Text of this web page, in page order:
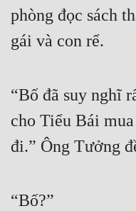
Võ Hiệp
Xuyên Không
Xuyên Nhanh
Xuyên Sách
Điền Văn
phòng đọc sách
gái và con rể.
“Bố đã suy nghĩ
cho Tiểu Bái
đi.” Ông Tưởng
“Bố?”